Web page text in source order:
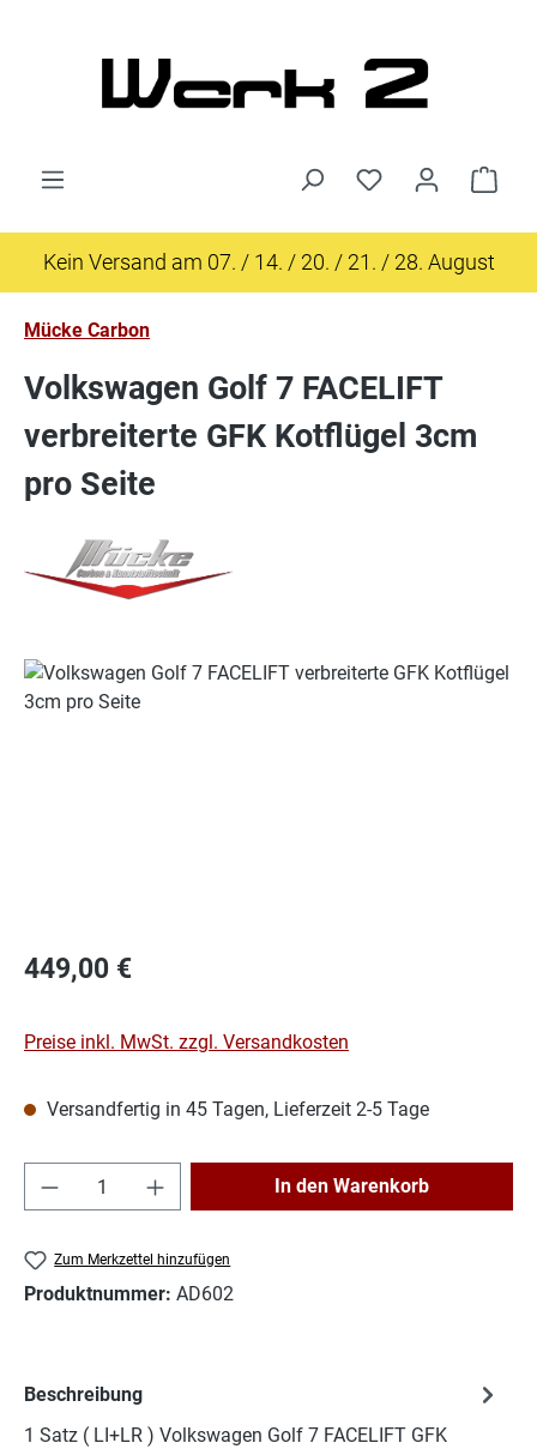
Kein Versand am 07. / 14. / 20. / 21. / 28. August
Mücke Carbon
Volkswagen Golf 7 FACELIFT
verbreiterte GFK Kotflügel 3cm
pro Seite
Bildergalerie überspringen
Regulärer Preis:
449,00 €
Preise inkl. MwSt. zzgl. Versandkosten
Versandfertig in 45 Tagen, Lieferzeit 2-5 Tage
Produkt Anzahl: Gib den gewünschten
In den Warenkorb
Zum Merkzettel hinzufügen
Produktnummer: AD602
Beschreibung
1 Satz ( LI+LR ) Volkswagen Golf 7 FACELIFT GFK